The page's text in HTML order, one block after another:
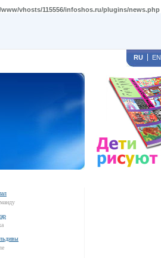
/www/vhosts/115556/infoshos.ru/plugins/news.php
RU EN